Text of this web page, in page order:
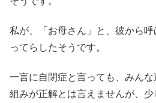
私が、「お母さん」と、彼から
ってらしたそうです。
一言に自閉症と言っても、みん
組みが正解とは言えませんが、